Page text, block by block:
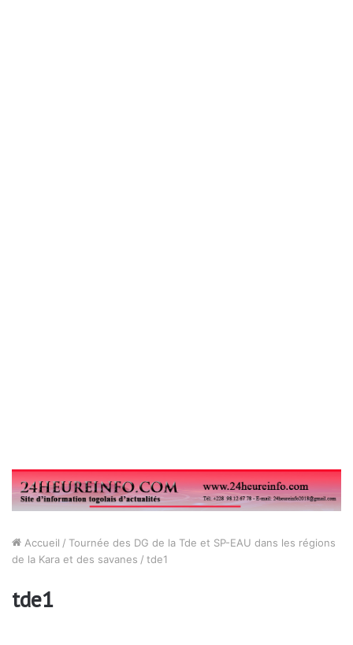
Accueil / Tournée des DG de la Tde et SP-EAU dans les régions
de la Kara et des savanes / tde1
tde1